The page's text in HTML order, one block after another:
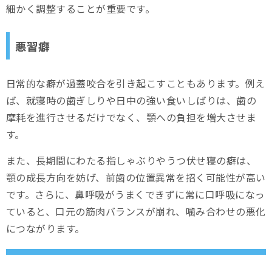
細かく調整することが重要です。
悪習癖
日常的な癖が過蓋咬合を引き起こすこともあります。例え
ば、就寝時の歯ぎしりや日中の強い食いしばりは、歯の
摩耗を進行させるだけでなく、顎への負担を増大させま
す。
また、長期間にわたる指しゃぶりやうつ伏せ寝の癖は、
顎の成長方向を妨げ、前歯の位置異常を招く可能性が高い
です。さらに、鼻呼吸がうまくできずに常に口呼吸になっ
ていると、口元の筋肉バランスが崩れ、噛み合わせの悪化
につながります。